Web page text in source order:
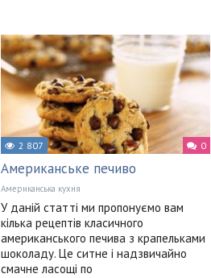
2 807 0
Американське печиво
Американська кухня
У даній статті ми пропонуємо вам
кілька рецептів класичного
американського печива з крапельками
шоколаду. Це ситне і надзвичайно
смачне ласощі по